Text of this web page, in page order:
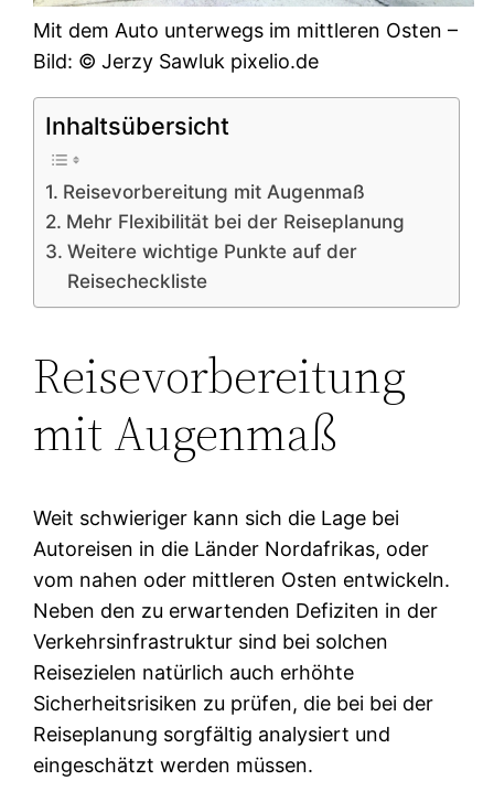
Mit dem Auto unterwegs im mittleren Osten –
Bild: © Jerzy Sawluk pixelio.de
Inhaltsübersicht
Reisevorbereitung mit Augenmaß
Mehr Flexibilität bei der Reiseplanung
Weitere wichtige Punkte auf der
Reisecheckliste
Reisevorbereitung
mit Augenmaß
Weit schwieriger kann sich die Lage bei
Autoreisen in die Länder Nordafrikas, oder
vom nahen oder mittleren Osten entwickeln.
Neben den zu erwartenden Defiziten in der
Verkehrsinfrastruktur sind bei solchen
Reisezielen natürlich auch erhöhte
Sicherheitsrisiken zu prüfen, die bei bei der
Reiseplanung sorgfältig analysiert und
eingeschätzt werden müssen.